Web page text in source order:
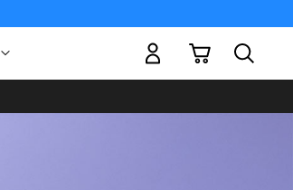
Moneda Mi carrito